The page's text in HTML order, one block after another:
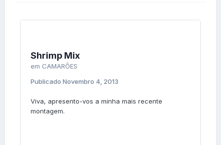
Shrimp Mix
em CAMARÕES
Publicado Novembro 4, 2013
Viva, apresento-vos a minha mais recente
montagem.